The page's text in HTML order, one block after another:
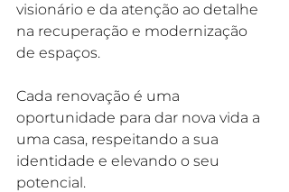
visionário e da atenção ao detalhe
na recuperação e modernização
de espaços.
Cada renovação é uma
oportunidade para dar nova vida a
uma casa, respeitando a sua
identidade e elevando o seu
potencial.